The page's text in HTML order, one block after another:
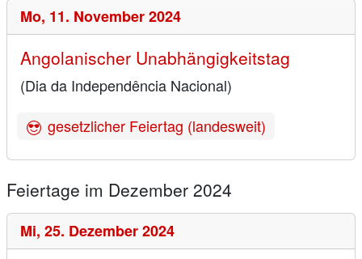
Mo, 11. November 2024
Angolanischer Unabhängigkeitstag
(Dia da Independência Nacional)
gesetzlicher Feiertag (landesweit)
Feiertage im Dezember 2024
Mi, 25. Dezember 2024